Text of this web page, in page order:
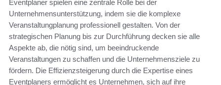
Eventplaner spielen eine zentrale Rolle bei der
Unternehmensunterstützung, indem sie die komplexe
Veranstaltungplanung professionell gestalten. Von der
strategischen Planung bis zur Durchführung decken sie alle
Aspekte ab, die nötig sind, um beeindruckende
Veranstaltungen zu schaffen und die Unternehmensziele zu
fördern. Die Effizienzsteigerung durch die Expertise eines
Eventplaners ermöglicht es Unternehmen, sich auf ihre